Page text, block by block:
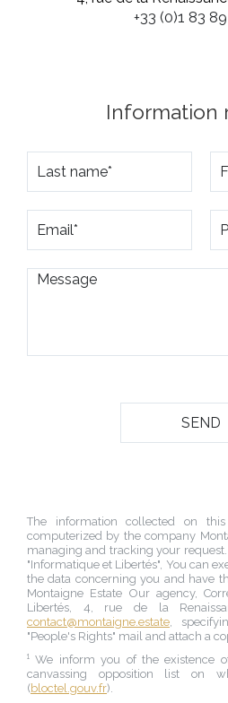
+33 (0)1 83
Information
The information collected on
computerized by the company
managing and tracking your
"Informatique et Libertés", You can
the data concerning you and have
Montaigne Estate Our agency,
Libertés, 4, rue de la
contact@montaigne.estate,
"People's Rights" mail and attach a
¹ We inform you of the existence
canvassing opposition list on
(bloctel.gouv.fr).